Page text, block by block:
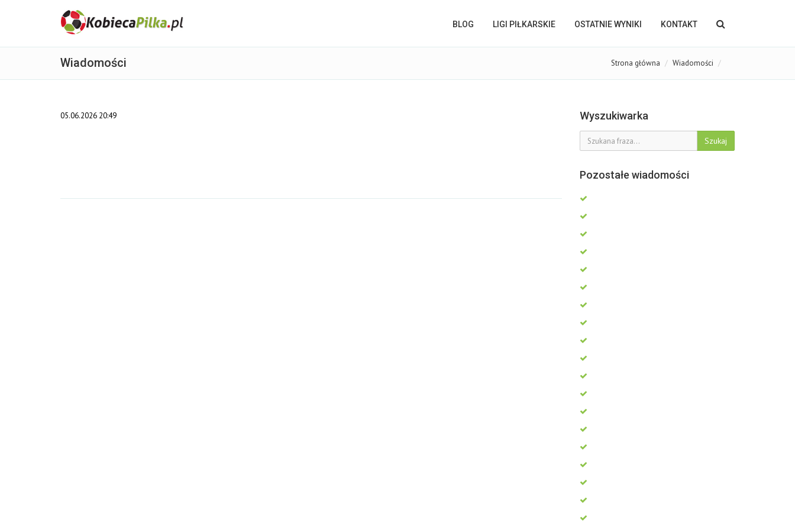
BLOG LIGI PIŁKARSKIE OSTATNIE WYNIKI KONTAKT
Wiadomości Strona główna Wiadomości
05.06.2026 20:49 Wyszukiwarka
Szukaj
Pozostałe wiadomości